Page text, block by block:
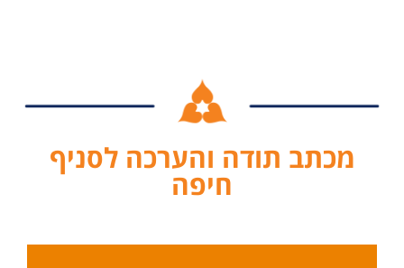
מכתב תודה והערכה לסניף
חיפה